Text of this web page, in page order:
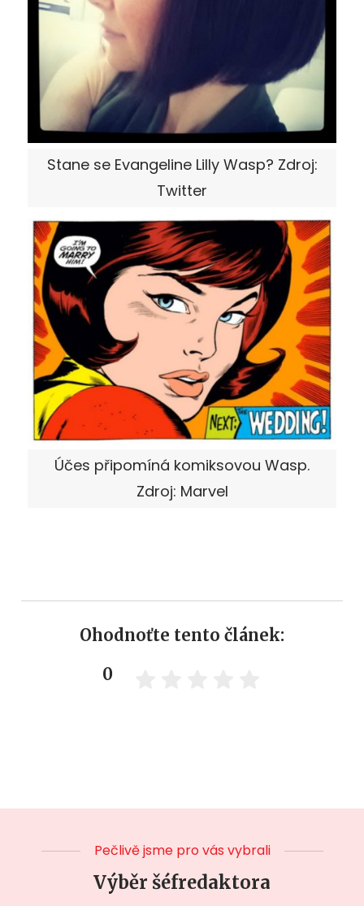
Stane se Evangeline Lilly Wasp? Zdroj:
Twitter
Účes připomíná komiksovou Wasp.
Zdroj: Marvel
Ohodnoťte tento článek:
0
Pečlivě jsme pro vás vybrali
Výběr šéfredaktora